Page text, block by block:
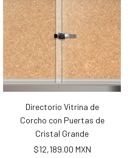
Directorio Vitrina de
Corcho con Puertas de
Cristal Grande
$12,189.00 MXN